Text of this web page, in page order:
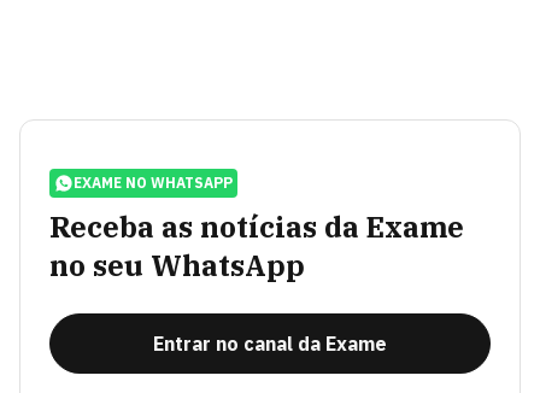
EXAME NO WHATSAPP
Receba as notícias da Exame
no seu WhatsApp
Entrar no canal da Exame